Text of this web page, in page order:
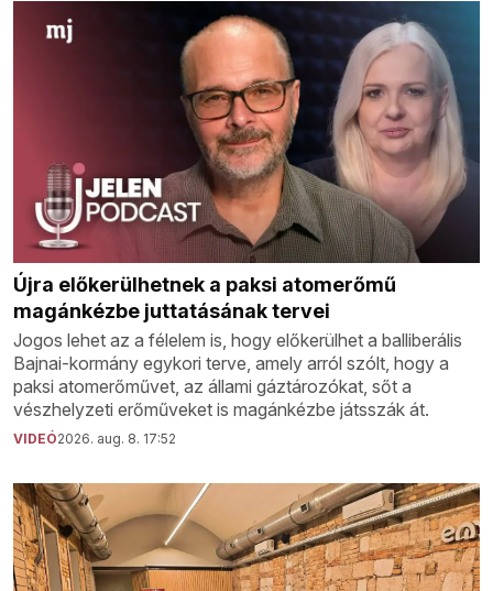
Újra előkerülhetnek a paksi atomerőmű
magánkézbe juttatásának tervei
Jogos lehet az a félelem is, hogy előkerülhet a balliberális
Bajnai-kormány egykori terve, amely arról szólt, hogy a
paksi atomerőművet, az állami gáztározókat, sőt a
vészhelyzeti erőműveket is magánkézbe játsszák át.
VIDEÓ2026. aug. 8. 17:52